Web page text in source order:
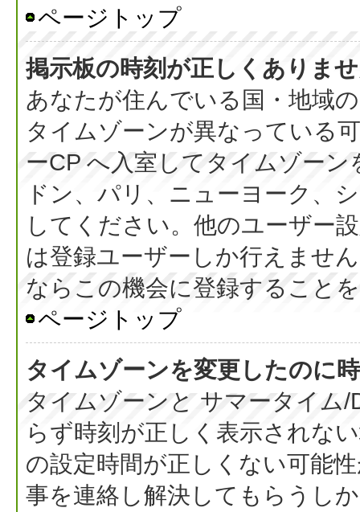
ページトップ
掲示板の時刻が正しくありま
あなたが住んでいる国・地域
タイムゾーンが異なっている
ーCP へ入室してタイムゾー
ドン、パリ、ニューヨーク、
してください。他のユーザー
は登録ユーザーしか行えませ
ならこの機会に登録すること
ページトップ
タイムゾーンを変更したのに
タイムゾーンと サマータイム
らず時刻が正しく表示されな
の設定時間が正しくない可能
事を連絡し解決してもらうし